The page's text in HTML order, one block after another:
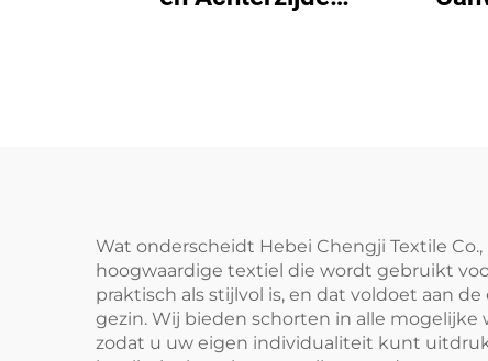
Wat onderscheidt Hebei Chengji Textile
hoogwaardige textiel die wordt gebruikt
praktisch als stijlvol is, en dat voldoet aan
gezin. Wij bieden schorten in alle mogelijke
zodat u uw eigen individualiteit kunt